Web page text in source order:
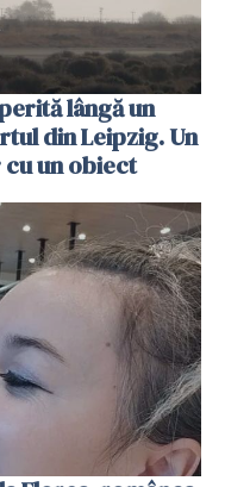
lângă un
din Leipzig. Un
cu un obiect